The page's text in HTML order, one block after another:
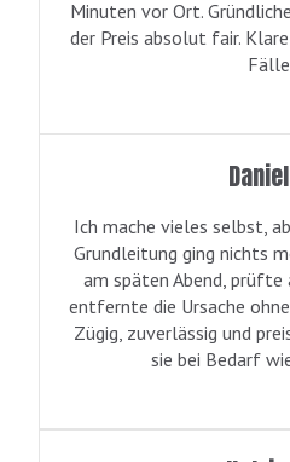
Minuten vor Ort.
der Preis absolut fair.
Ich mache vieles selbst,
Grundleitung ging nichts
am späten Abend, prüfte
entfernte die Ursache
Zügig, zuverlässig und
sie bei Bedarf